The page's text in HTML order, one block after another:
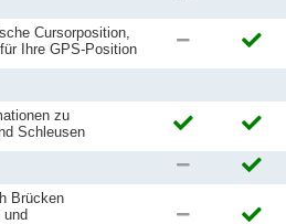
Cursorposition,
Ihre GPS-Position
zu
Schleusen
Brücken